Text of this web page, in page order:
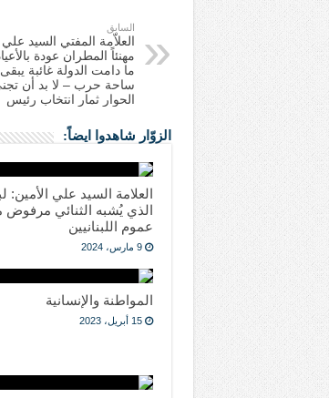
السابق
العلاّمة المفتي السيد علي
مهنئاً المطران عودة
ما دامت الدولة غائبة
ساحة حرب – لا بد أن
الحوار ثمار انتخاب رئيس
الزوّار شاهدوا ايضاً:
العلامة السيد علي الأمين:
الذي يُشبه الثنائي مرفوض
عموم اللبنانيين
9 مارس، 2024
المواطنة والإنسانية
15 أبريل، 2023